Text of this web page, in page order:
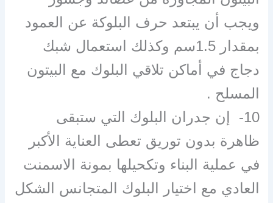
ويجب أن يبتعد حرف البلوكة عن العمود
بمقدار 1.5سم وكذلك استعمال شبك
دجاج في أماكن تلاقي البلوك مع البيتون
المسلح .
10- إن جدران البلوك التي ستبقى
ظاهرة بدون توريق تعطى العناية الأكبر
في عملية البناء وتكحيلها بمونة الاسمنت
العادي مع اختيار البلوك المتجانس الشكل